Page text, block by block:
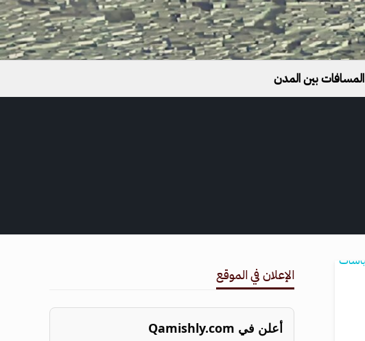
المسافات بين المدن
الإعلان في الموقع
أعلن في Qamishly.com